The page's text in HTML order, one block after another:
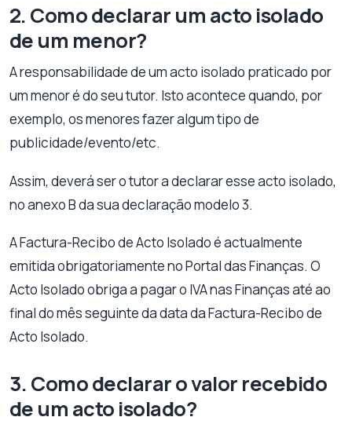
2. Como declarar um acto isolado
de um menor?
A responsabilidade de um acto isolado praticado por
um menor é do seu tutor. Isto acontece quando, por
exemplo, os menores fazer algum tipo de
publicidade/evento/etc.
Assim, deverá ser o tutor a declarar esse acto isolado,
no anexo B da sua declaração modelo 3.
A Factura-Recibo de Acto Isolado é actualmente
emitida obrigatoriamente no Portal das Finanças. O
Acto Isolado obriga a pagar o IVA nas Finanças até ao
final do mês seguinte da data da Factura-Recibo de
Acto Isolado.
3. Como declarar o valor recebido
de um acto isolado?